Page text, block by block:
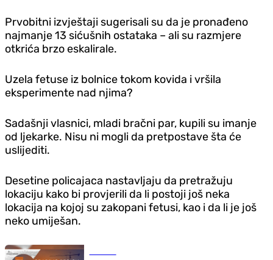
Prvobitni izvještaji sugerisali su da je pronađeno
najmanje 13 sićušnih ostataka – ali su razmjere
otkrića brzo eskalirale.
Uzela fetuse iz bolnice tokom kovida i vršila
eksperimente nad njima?
Sadašnji vlasnici, mladi bračni par, kupili su imanje
od ljekarke. Nisu ni mogli da pretpostave šta će
uslijediti.
Desetine policajaca nastavljaju da pretražuju
lokaciju kako bi provjerili da li postoji još neka
lokacija na kojoj su zakopani fetusi, kao i da li je još
neko umiješan.